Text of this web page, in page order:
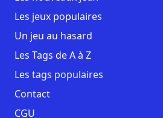
Les jeux populaires
Un jeu au hasard
Les Tags de A à Z
Les tags populaires
Contact
CGU